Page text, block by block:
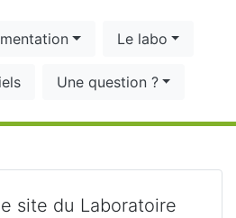
Le labo
Une question ?
site du Laboratoire